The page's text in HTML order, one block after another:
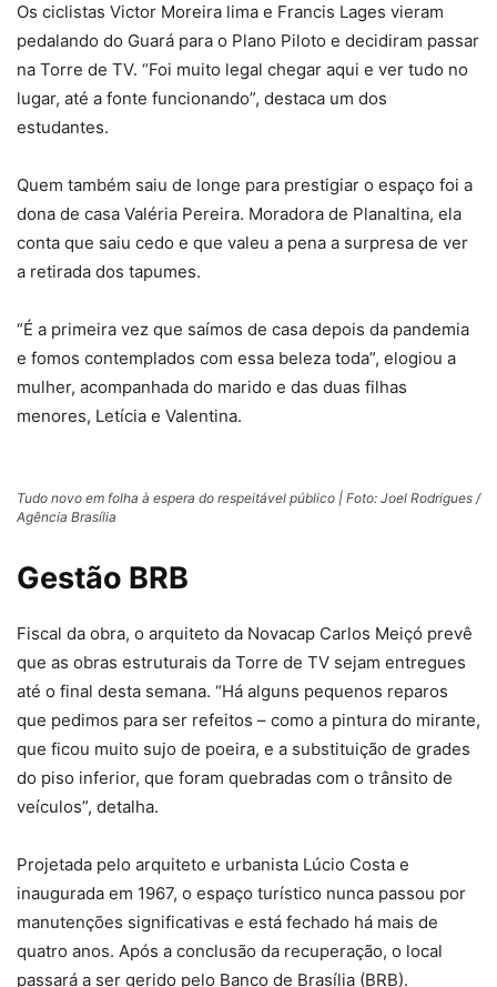
Os ciclistas Victor Moreira lima e Francis Lages vieram
pedalando do Guará para o Plano Piloto e decidiram passar
na Torre de TV. “Foi muito legal chegar aqui e ver tudo no
lugar, até a fonte funcionando”, destaca um dos
estudantes.
Quem também saiu de longe para prestigiar o espaço foi a
dona de casa Valéria Pereira. Moradora de Planaltina, ela
conta que saiu cedo e que valeu a pena a surpresa de ver
a retirada dos tapumes.
“É a primeira vez que saímos de casa depois da pandemia
e fomos contemplados com essa beleza toda”, elogiou a
mulher, acompanhada do marido e das duas filhas
menores, Letícia e Valentina.
Tudo novo em folha à espera do respeitável público | Foto: Joel Rodrigues /
Agência Brasília
Gestão BRB
Fiscal da obra, o arquiteto da Novacap Carlos Meiçó prevê
que as obras estruturais da Torre de TV sejam entregues
até o final desta semana. “Há alguns pequenos reparos
que pedimos para ser refeitos – como a pintura do mirante,
que ficou muito sujo de poeira, e a substituição de grades
do piso inferior, que foram quebradas com o trânsito de
veículos”, detalha.
Projetada pelo arquiteto e urbanista Lúcio Costa e
inaugurada em 1967, o espaço turístico nunca passou por
manutenções significativas e está fechado há mais de
quatro anos. Após a conclusão da recuperação, o local
passará a ser gerido pelo Banco de Brasília (BRB).